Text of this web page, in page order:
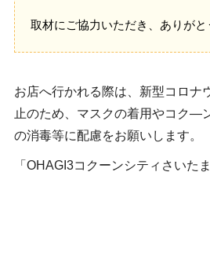
取材にご協力いただき、ありがと
お店へ行かれる際は、新型コロナ
止のため、マスクの着用やコク―
の消毒等に配慮をお願いします。
「OHAGI3コクーンシティさいた